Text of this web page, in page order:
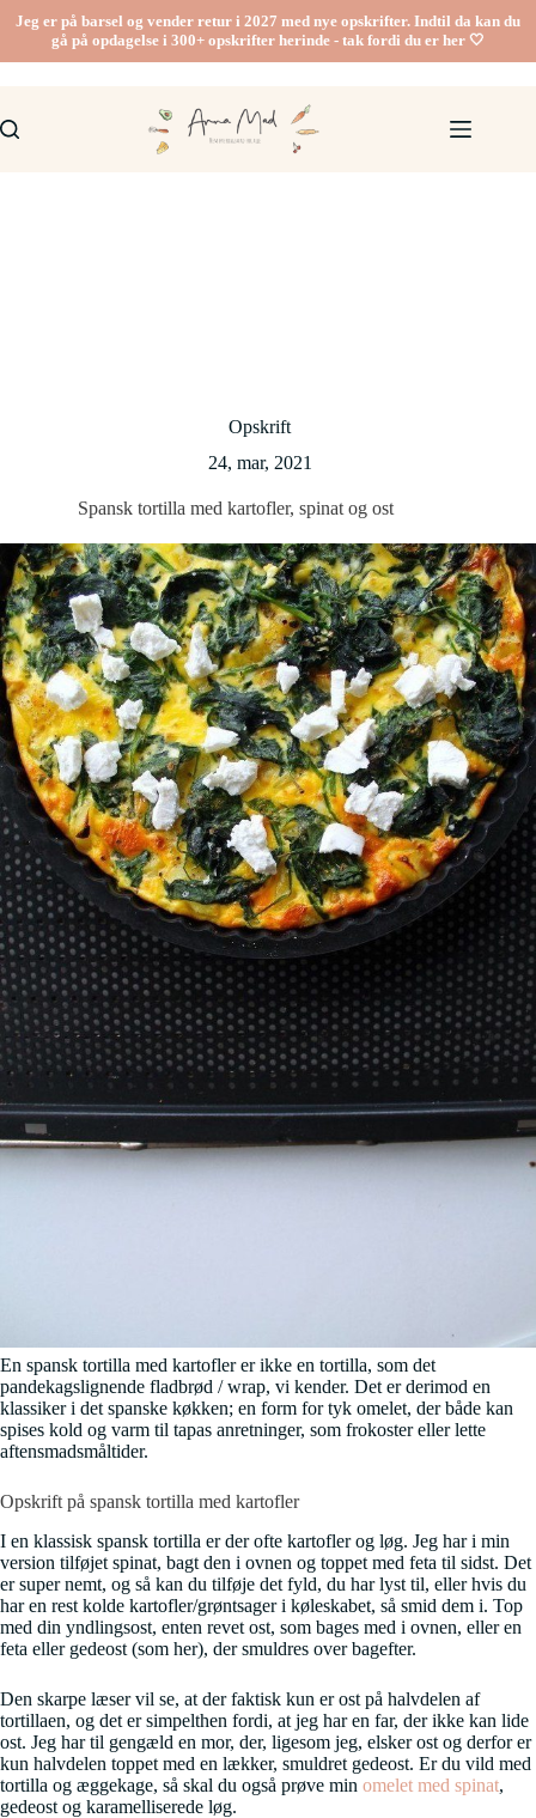
indhold
Jeg er på barsel og vender retur i 2027 med nye opskrifter. Indtil da kan du
gå på opdagelse i 300+ opskrifter herinde - tak fordi du er her 🤍
Opskrift
24, mar, 2021
Spansk tortilla med kartofler, spinat og ost
En spansk tortilla med kartofler er ikke en tortilla, som det
pandekagslignende fladbrød / wrap, vi kender. Det er derimod en
klassiker i det spanske køkken; en form for tyk omelet, der både kan
spises kold og varm til tapas anretninger, som frokoster eller lette
aftensmadsmåltider.
Opskrift på spansk tortilla med kartofler
I en klassisk spansk tortilla er der ofte kartofler og løg. Jeg har i min
version tilføjet spinat, bagt den i ovnen og toppet med feta til sidst. Det
er super nemt, og så kan du tilføje det fyld, du har lyst til, eller hvis du
har en rest kolde kartofler/grøntsager i køleskabet, så smid dem i. Top
med din yndlingsost, enten revet ost, som bages med i ovnen, eller en
feta eller gedeost (som her), der smuldres over bagefter.
Den skarpe læser vil se, at der faktisk kun er ost på halvdelen af
tortillaen, og det er simpelthen fordi, at jeg har en far, der ikke kan lide
ost. Jeg har til gengæld en mor, der, ligesom jeg, elsker ost og derfor er
kun halvdelen toppet med en lækker, smuldret gedeost. Er du vild med
tortilla og æggekage, så skal du også prøve min omelet med spinat,
gedeost og karamelliserede løg.